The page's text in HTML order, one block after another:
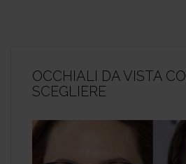
OCCHIALI DA VISTA
SCEGLIERE